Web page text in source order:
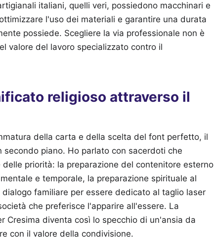
italiani, quelli veri, possiedono macchinari e
l'uso dei materiali e garantire una durata
possiede. Scegliere la via professionale non è
valore del lavoro specializzato contro il
religioso attraverso il
della carta e della scelta del font perfetto, il
piano. Ho parlato con sacerdoti che
priorità: la preparazione del contenitore esterno
e temporale, la preparazione spirituale al
familiare per essere dedicato al taglio laser
che preferisce l'apparire all'essere. La
Cresima diventa così lo specchio di un'ansia da
con il valore della condivisione.